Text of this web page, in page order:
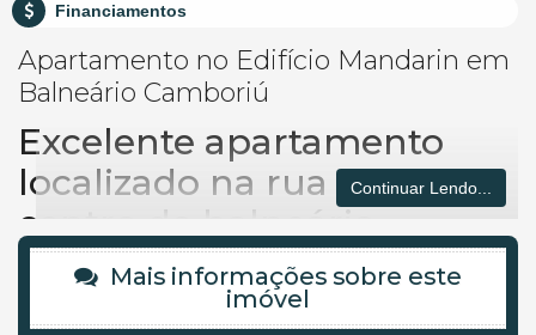
Financiamentos
Apartamento no Edifício Mandarin em
Balneário Camboriú
Excelente apartamento
localizado na rua 3000 no
centro de balneário
Camboriú
01 Suíte + 02 Demi Suítes
Continuar Lendo...
Mais informações sobre este
imóvel